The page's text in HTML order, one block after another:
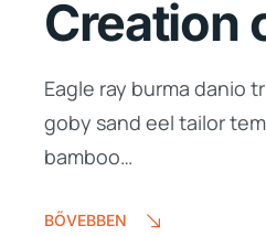
Creation
Eagle ray burma danio
goby sand eel tailor
bamboo…
BŐVEBBEN